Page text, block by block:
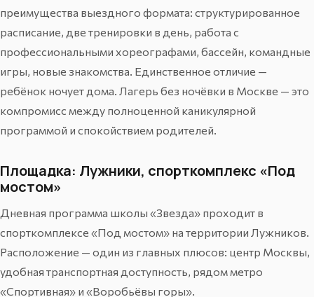
преимущества выездного формата: структурированное
расписание, две тренировки в день, работа с
профессиональными хореографами, бассейн, командные
игры, новые знакомства. Единственное отличие —
ребёнок ночует дома. Лагерь без ночёвки в Москве — это
компромисс между полноценной каникулярной
программой и спокойствием родителей.
Площадка: Лужники, спорткомплекс «Под
мостом»
Дневная программа школы «Звезда» проходит в
спорткомплексе «Под мостом» на территории Лужников.
Расположение — один из главных плюсов: центр Москвы,
удобная транспортная доступность, рядом метро
«Спортивная» и «Воробьёвы горы».